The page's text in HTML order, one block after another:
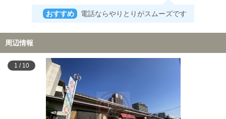
おすすめ 電話ならやりとりがスムーズです
周辺情報
1 / 10